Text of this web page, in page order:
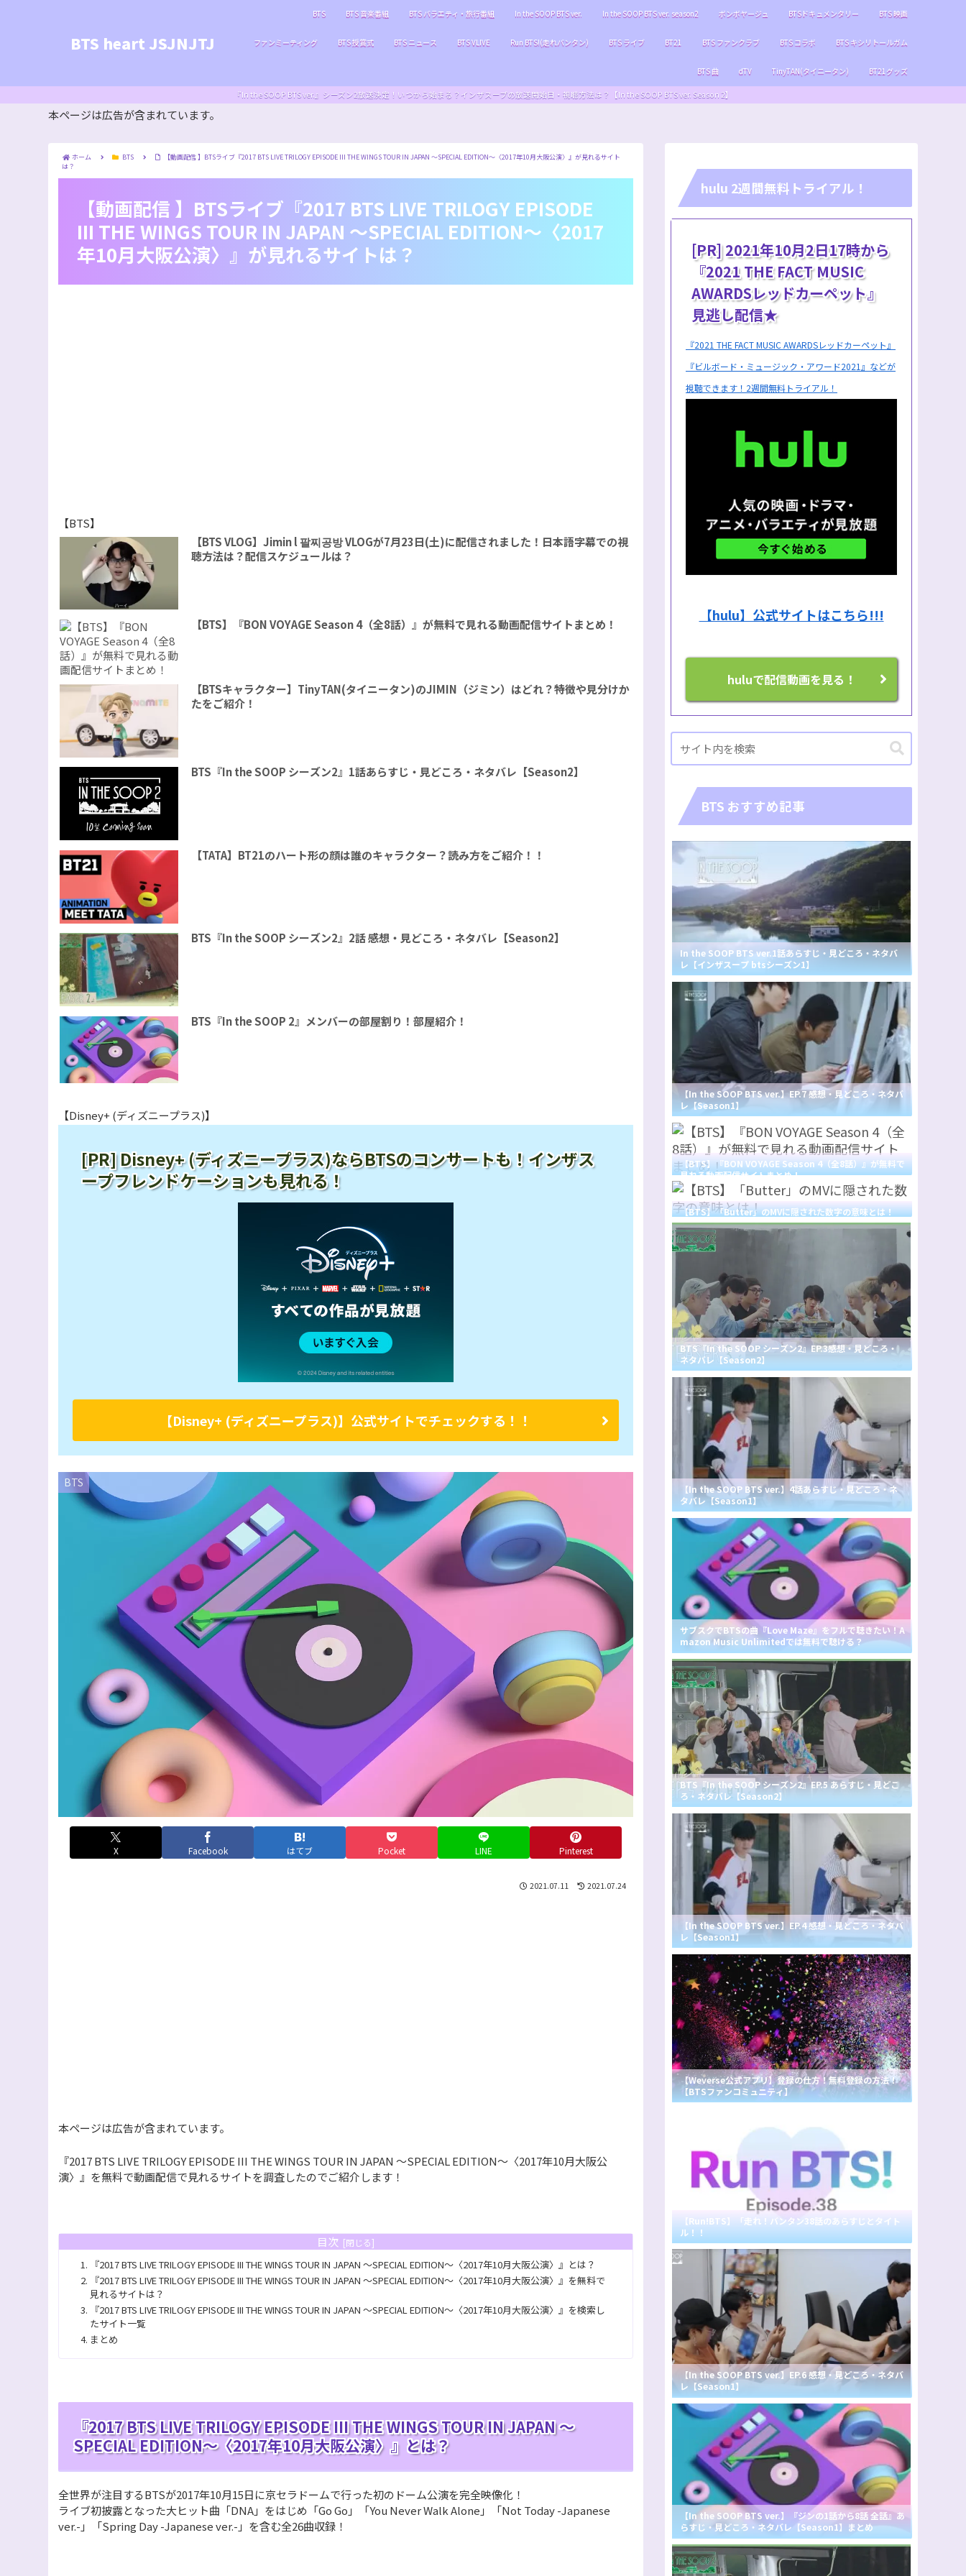
BTS heart JSJNJTJ
BTS BTS 音楽番組 BTS バラエティ・旅行番組 In the SOOP BTS ver. In the SOOP BTS ver. season2 ボンボヤージュ BTSドキュメンタリー BTS 映画
ファンミーティング BTS 授賞式 BTS ニュース BTS VLIVE Run BTS!(走れバンタン) BTS ライブ BT21 BTS ファンクラブ BTS コラボ BTS キシリトールガム
BTS 曲 dTV TinyTAN(タイニータン) BT21グッズ
『In the SOOP BTS ver.』シーズン2放送決定！いつから始まる？インザスープの放送開始日・視聴方法は？【In the SOOP BTS ver. Season 2】
本ページは広告が含まれています。
ホーム BTS
【動画配信 】BTSライブ『2017 BTS LIVE TRILOGY EPISODE III THE WINGS TOUR IN JAPAN ～SPECIAL EDITION～〈2017年10月大阪公演〉』が見れるサイト
は？
【動画配信 】BTSライブ『2017 BTS LIVE TRILOGY EPISODE
III THE WINGS TOUR IN JAPAN ～SPECIAL EDITION～〈2017
年10月大阪公演〉』が見れるサイトは？
【BTS】
【BTS VLOG】Jimin l 팔찌공방 VLOGが7月23日(土)に配信されました！日本語字幕での視
聴方法は？配信スケジュールは？
【BTS】『BON VOYAGE Season 4（全8話）』が無料で見れる動画配信サイトまとめ！
【BTSキャラクター】TinyTAN(タイニータン)のJIMIN（ジミン）はどれ？特徴や見分けか
たをご紹介！
BTS『In the SOOP シーズン2』1話あらすじ・見どころ・ネタバレ【Season2】
【TATA】BT21のハート形の顔は誰のキャラクター？読み方をご紹介！！
BTS『In the SOOP シーズン2』2話 感想・見どころ・ネタバレ【Season2】
BTS『In the SOOP 2』メンバーの部屋割り！部屋紹介！
【Disney+ (ディズニープラス)】
[PR] Disney+ (ディズニープラス)ならBTSのコンサートも！インザス
ープフレンドケーションも見れる！
【Disney+ (ディズニープラス)】公式サイトでチェックする！！
BTS
X Facebook はてブ Pocket LINE Pinterest
2021.07.11 2021.07.24
本ページは広告が含まれています。
『2017 BTS LIVE TRILOGY EPISODE III THE WINGS TOUR IN JAPAN ～SPECIAL EDITION～〈2017年10月大阪公
演〉』を無料で動画配信で見れるサイトを調査したのでご紹介します！
目次
『2017 BTS LIVE TRILOGY EPISODE III THE WINGS TOUR IN JAPAN ～SPECIAL EDITION～〈2017年10月大阪公演〉』とは？
『2017 BTS LIVE TRILOGY EPISODE III THE WINGS TOUR IN JAPAN ～SPECIAL EDITION～〈2017年10月大阪公演〉』を無料で
見れるサイトは？
『2017 BTS LIVE TRILOGY EPISODE III THE WINGS TOUR IN JAPAN ～SPECIAL EDITION～〈2017年10月大阪公演〉』を検索し
たサイト一覧
まとめ
『2017 BTS LIVE TRILOGY EPISODE III THE WINGS TOUR IN JAPAN ～
SPECIAL EDITION～〈2017年10月大阪公演〉』とは？
全世界が注目するBTSが2017年10月15日に京セラドームで行った初のドーム公演を完全映像化！
ライブ初披露となった大ヒット曲「DNA」をはじめ「Go Go」「You Never Walk Alone」「Not Today -Japanese
ver.-」「Spring Day -Japanese ver.-」を含む全26曲収録！
hulu 2週間無料トライアル！
[PR] 2021年10月2日17時から
『2021 THE FACT MUSIC
AWARDSレッドカーペット』
見逃し配信★
『2021 THE FACT MUSIC AWARDSレッドカーペット』
『ビルボード・ミュージック・アワード2021』などが
視聴できます！2週間無料トライアル！
【hulu】公式サイトはこちら!!!
huluで配信動画を見る！
BTS おすすめ記事
In the SOOP BTS ver.1話あらすじ・見どころ・ネタバ
レ【インザスープ btsシーズン1】
【In the SOOP BTS ver.】EP.7 感想・見どころ・ネタバ
レ【Season1】
【BTS】『BON VOYAGE Season 4（全8話）』が無料で
見れる動画配信サイトまとめ！
【BTS】「Butter」のMVに隠された数字の意味とは！
BTS『In the SOOP シーズン2』EP.3感想・見どころ・
ネタバレ【Season2】
【In the SOOP BTS ver.】4話あらすじ・見どころ・ネ
タバレ【Season1】
サブスクでBTSの曲『Love Maze』をフルで聴きたい！A
mazon Music Unlimitedでは無料で聴ける？
BTS『In the SOOP シーズン2』EP.5 あらすじ・見どこ
ろ・ネタバレ【Season2】
【In the SOOP BTS ver.】EP.4 感想・見どころ・ネタバ
レ【Season1】
【Weverse公式アプリ】登録の仕方！無料登録の方法！
【BTSファンコミュニティ】
【Run!BTS】「走れ！バンタン38話のあらすじとタイト
ル！！
【In the SOOP BTS ver.】EP.6 感想・見どころ・ネタバ
レ【Season1】
【In the SOOP BTS ver.】『ジンの1話から8話 全話』あ
らすじ・見どころ・ネタバレ【Season1】まとめ